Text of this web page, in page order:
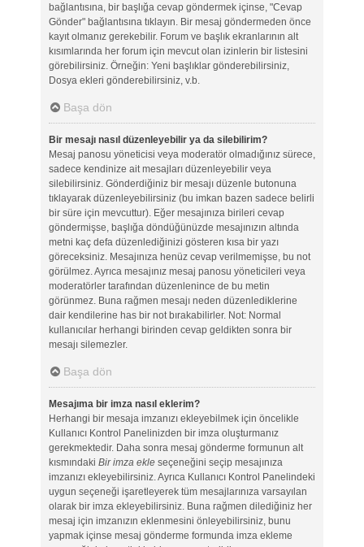
bağlantısına, bir başlığa cevap göndermek içinse, "Cevap
Gönder" bağlantısına tıklayın. Bir mesaj göndermeden önce
kayıt olmanız gerekebilir. Forum ve başlık ekranlarının alt
kısımlarında her forum için mevcut olan izinlerin bir listesini
görebilirsiniz. Örneğin: Yeni başlıklar gönderebilirsiniz,
Dosya ekleri gönderebilirsiniz, v.b.
Başa dön
Bir mesajı nasıl düzenleyebilir ya da silebilirim?
Mesaj panosu yöneticisi veya moderatör olmadığınız sürece,
sadece kendinize ait mesajları düzenleyebilir veya
silebilirsiniz. Gönderdiğiniz bir mesajı düzenle butonuna
tıklayarak düzenleyebilirsiniz (bu imkan bazen sadece belirli
bir süre için mevcuttur). Eğer mesajınıza birileri cevap
göndermişse, başlığa döndüğünüzde mesajınızın altında
metni kaç defa düzenlediğinizi gösteren kısa bir yazı
göreceksiniz. Mesajınıza henüz cevap verilmemişse, bu not
görülmez. Ayrıca mesajınız mesaj panosu yöneticileri veya
moderatörler tarafından düzenlenince de bu metin
görünmez. Buna rağmen mesajı neden düzenlediklerine
dair kendilerine has bir not bırakabilirler. Not: Normal
kullanıcılar herhangi birinden cevap geldikten sonra bir
mesajı silemezler.
Başa dön
Mesajıma bir imza nasıl eklerim?
Herhangi bir mesaja imzanızı ekleyebilmek için öncelikle
Kullanıcı Kontrol Panelinizden bir imza oluşturmanız
gerekmektedir. Daha sonra mesaj gönderme formunun alt
kısmındaki Bir imza ekleseçeneğini seçip mesajınıza
imzanızı ekleyebilirsiniz. Ayrıca Kullanıcı Kontrol Panelindeki
uygun seçeneği işaretleyerek tüm mesajlarınıza varsayılan
olarak bir imza ekleyebilirsiniz. Buna rağmen dilediğiniz her
mesaj için imzanızın eklenmesini önleyebilirsiniz, bunu
yapmak içinse mesaj gönderme formunda imza ekleme